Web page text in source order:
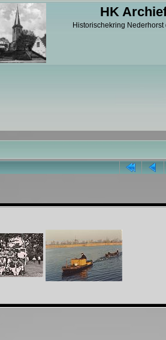
HK
Historischekring Nederhorst